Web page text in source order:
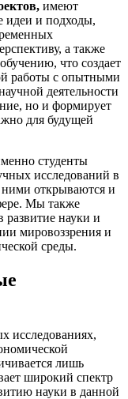
имеют
идеи и подходы,
а также
что создает
работы с опытными
деятельности
но и формирует
для будущей
студенты
исследований в
открываются и
Мы также
развитие науки и
мировоззрения и
среды.
исследованиях,
лишь
широкий спектр
науки в данной